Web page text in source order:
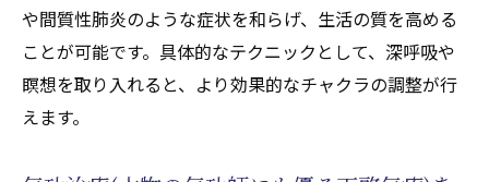
や間質性肺炎のような症状を和らげ、生活の質を高める
ことが可能です。具体的なテクニックとして、深呼吸や
瞑想を取り入れると、より効果的なチャクラの調整が行
えます。